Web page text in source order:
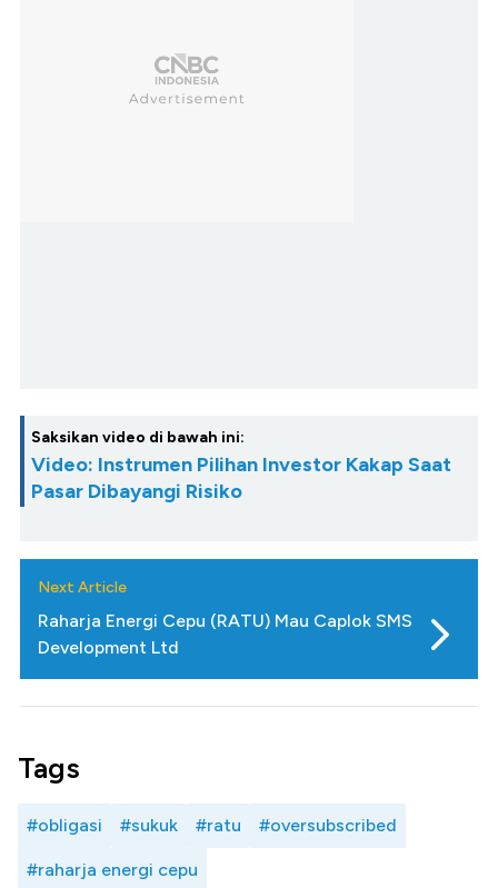
Saksikan video di bawah ini:
Video: Instrumen Pilihan Investor Kakap Saat
Pasar Dibayangi Risiko
Next Article
Raharja Energi Cepu (RATU) Mau Caplok SMS
Development Ltd
Tags
#obligasi #sukuk #ratu #oversubscribed
#raharja energi cepu